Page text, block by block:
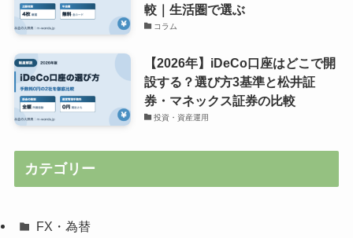
較｜生活圏で選ぶ
コラム
【2026年】iDeCo口座はどこで開
設する？選び方3基準と松井証
券・マネックス証券の比較
投資・資産運用
カテゴリー
FX・為替